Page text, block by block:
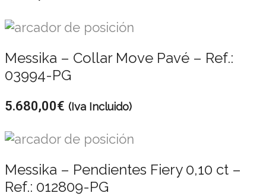
Messika – Collar Move Pavé – Ref.:
03994-PG
5.680,00€ (Iva Incluido)
Messika – Pendientes Fiery 0,10 ct –
Ref.: 012809-PG